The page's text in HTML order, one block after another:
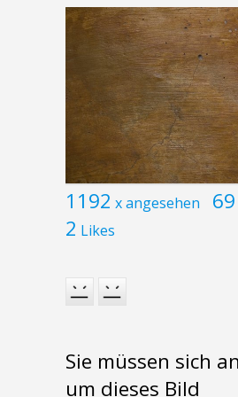
1192 x angesehen 69
2 Likes
Sie müssen sich
um dieses Bild